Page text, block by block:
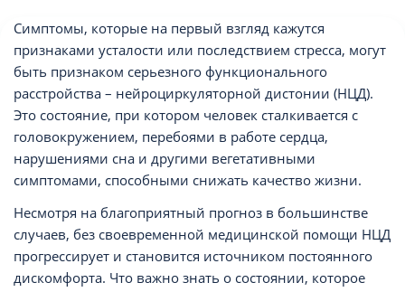
Симптомы, которые на первый взгляд кажутся
признаками усталости или последствием стресса, могут
быть признаком серьезного функционального
расстройства – нейроциркуляторной дистонии (НЦД).
Это состояние, при котором человек сталкивается с
головокружением, перебоями в работе сердца,
нарушениями сна и другими вегетативными
симптомами, способными снижать качество жизни.
Несмотря на благоприятный прогноз в большинстве
случаев, без своевременной медицинской помощи НЦД
прогрессирует и становится источником постоянного
дискомфорта. Что важно знать о состоянии, которое